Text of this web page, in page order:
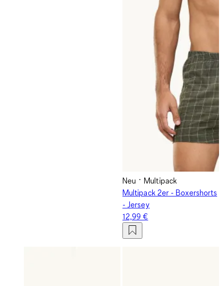
Neu
Multipack
Multipack 2er - Boxershorts
- Jersey
12,99 €